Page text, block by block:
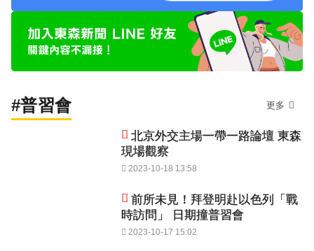
#普習會 更多
北京外交主場一帶一路論壇 東森
現場觀察
2023-10-18 13:58
前所未見！拜登明赴以色列「戰
時訪問」 日期撞普習會
2023-10-17 15:02